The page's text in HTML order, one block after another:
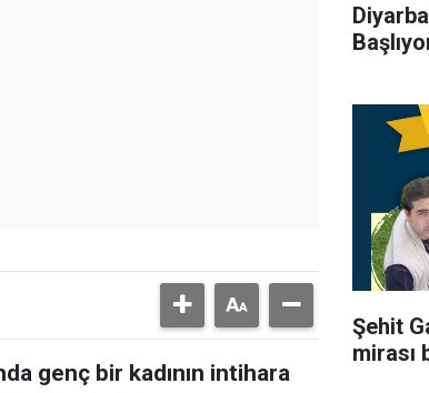
genç bir kadının intihara
Şehit
mirası